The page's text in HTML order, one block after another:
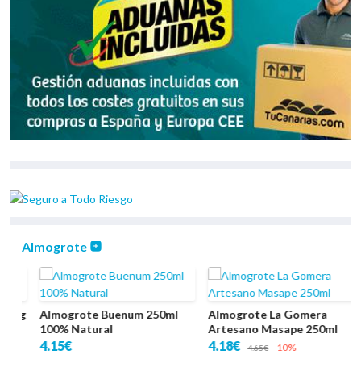
Gofio
Gofio canario de Millo El
Gofio canarias de Trigo El